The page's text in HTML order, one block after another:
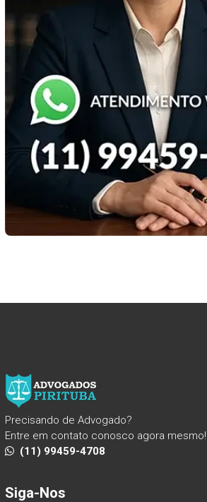
Precisando de Advogado?
Entre em contato conosco agora mesmo!
(11) 99459-4708
Siga-Nos